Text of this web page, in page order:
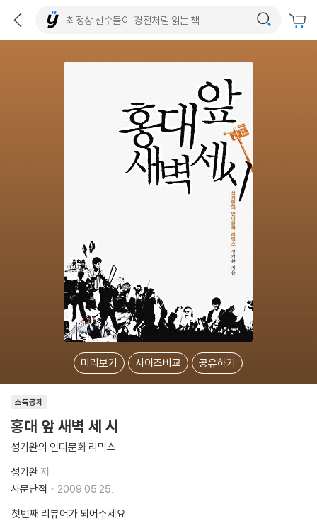
미리보기 사이즈비교 공유하기
소득공제
홍대 앞 새벽 세 시
성기완의 인디문화 리믹스
성기완 저
사문난적
2009.05.25.
첫번째 리뷰어가 되어주세요